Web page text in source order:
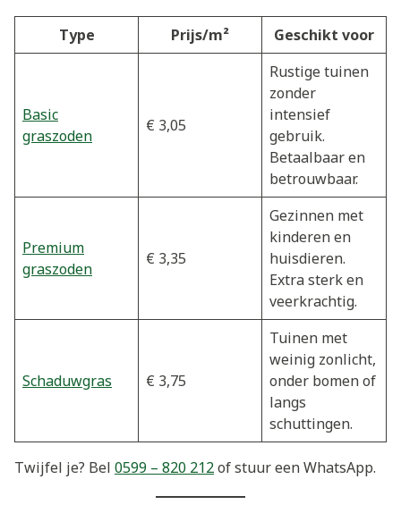
Type Prijs/m² Geschikt voor
Basic
graszoden
€ 3,05
Rustige tuinen
zonder
intensief
gebruik.
Betaalbaar en
betrouwbaar.
Premium
graszoden
€ 3,35
Gezinnen met
kinderen en
huisdieren.
Extra sterk en
veerkrachtig.
Schaduwgras € 3,75
Tuinen met
weinig zonlicht,
onder bomen of
langs
schuttingen.
Twijfel je? Bel 0599 – 820 212of stuur een WhatsApp.